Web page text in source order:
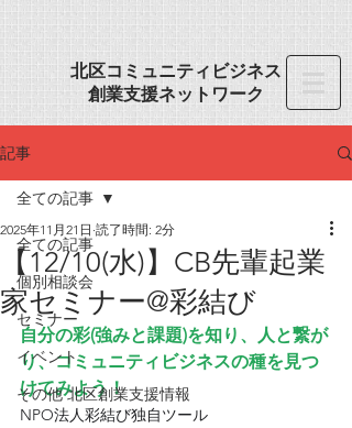
​北区コミュニティビジネス
創業支援ネットワーク
記事
全ての記事
個別相談会
セミナー
イベント
その他 北区創業支援情報
全ての記事
【12/10(水)】CB先輩起業
家セミナー@彩結び
2025年11月21日 読了時間: 2分
自分の彩(強みと課題)を知り、人と繋が
り、コミュニティビジネスの種を見つ
けてみよう！
NPO法人彩結び独自ツール